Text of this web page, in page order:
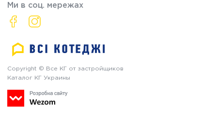
Ми в соц. мережах
Copyright © Все КГ от застройщиков
Каталог КГ Украины